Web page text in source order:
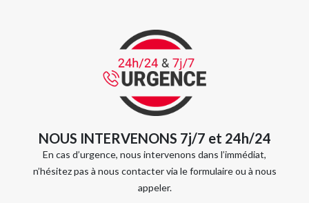
NOUS INTERVENONS 7j/7 et 24h/24
En cas d’urgence, nous intervenons dans l’immédiat,
n’hésitez pas à nous contacter via le formulaire ou à nous
appeler.